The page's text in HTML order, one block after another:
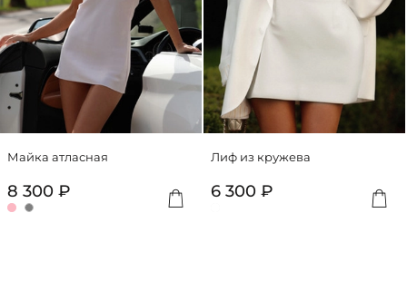
информацию
о
работе
сервиса
можно
посмотреть
на
сайте
Майка атласная
8 300 ₽ Добавить
Лиф из кружева
6 300 ₽